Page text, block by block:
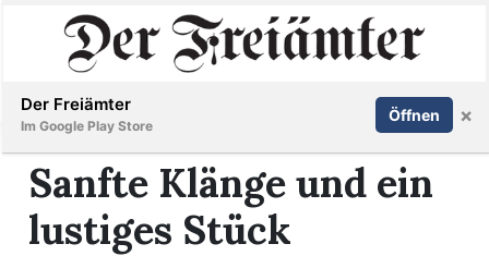
Immobilien
Inserieren Abonnieren Anmelden
Sanfte Klänge und ein
lustiges Stück
Der Freiämter
Im Google Play Store
Öffnen ×